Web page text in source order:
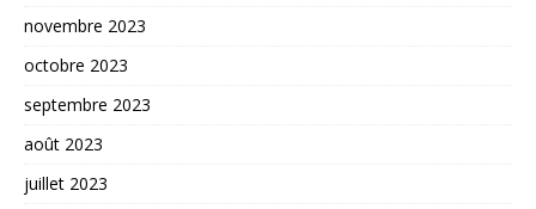
novembre 2023
octobre 2023
septembre 2023
août 2023
juillet 2023